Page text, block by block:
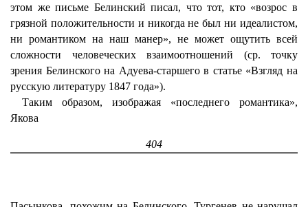
этом же письме Белинский писал, что тот, кто «возрос в
грязной положительности и никогда не был ни идеалистом,
ни романтиком на наш манер», не может ощутить всей
сложности человеческих взаимоотношений (ср. точку
зрения Белинского на Адуева-старшего в статье «Взгляд на
русскую литературу 1847 года»).
Таким образом, изображая «последнего романтика»,
Якова
404